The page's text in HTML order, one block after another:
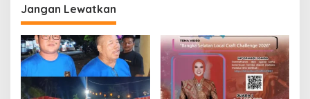
Jangan Lewatkan